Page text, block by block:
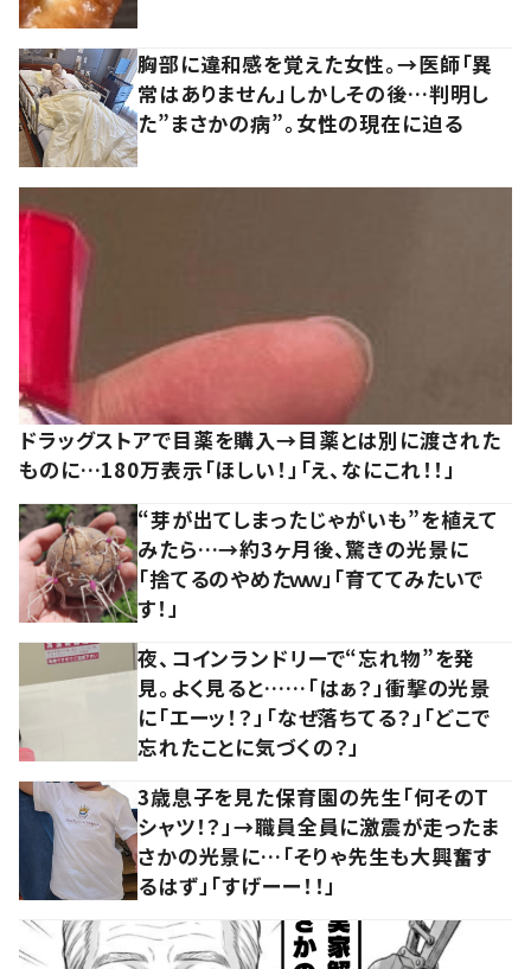
胸部に違和感を覚えた女性。→医師「異
常はありません」しかしその後…判明し
た”まさかの病”。女性の現在に迫る
ドラッグストアで目薬を購入→目薬とは別に渡された
ものに…180万表示「ほしい！」「え、なにこれ！！」
“芽が出てしまったじゃがいも”を植えて
みたら…→約3ヶ月後、驚きの光景に
「捨てるのやめたｗｗ」「育ててみたいで
す！」
夜、コインランドリーで“忘れ物”を発
見。よく見ると……「はぁ？」衝撃の光景
に「エーッ！？」「なぜ落ちてる？」「どこで
忘れたことに気づくの？」
3歳息子を見た保育園の先生「何そのT
シャツ！？」→職員全員に激震が走ったま
さかの光景に…「そりゃ先生も大興奮す
るはず」「すげーー！！」